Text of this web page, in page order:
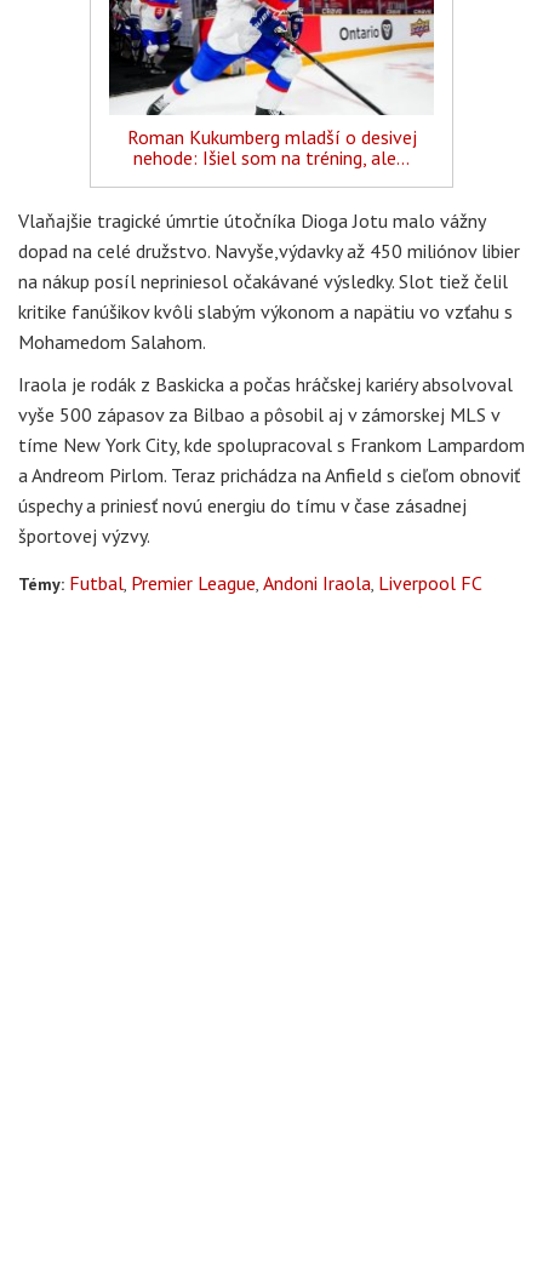
Roman Kukumberg mladší o desivej
nehode: Išiel som na tréning, ale...
Vlaňajšie tragické úmrtie útočníka Dioga Jotu malo vážny
dopad na celé družstvo. Navyše,výdavky až 450 miliónov libier
na nákup posíl nepriniesol očakávané výsledky. Slot tiež čelil
kritike fanúšikov kvôli slabým výkonom a napätiu vo vzťahu s
Mohamedom Salahom.
Iraola je rodák z Baskicka a počas hráčskej kariéry absolvoval
vyše 500 zápasov za Bilbao a pôsobil aj v zámorskej MLS v
tíme New York City, kde spolupracoval s Frankom Lampardom
a Andreom Pirlom. Teraz prichádza na Anfield s cieľom obnoviť
úspechy a priniesť novú energiu do tímu v čase zásadnej
športovej výzvy.
Témy: Futbal Premier League Andoni Iraola Liverpool FC